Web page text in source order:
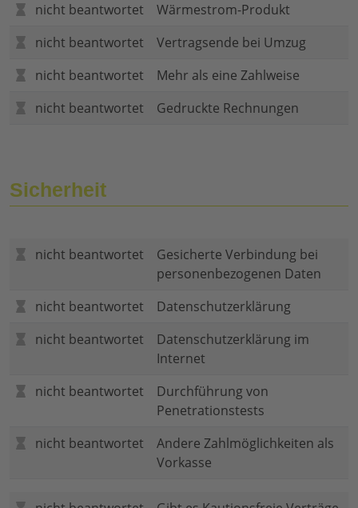
nicht beantwortet
Wärmestrom-Produkt
nicht beantwortet
Vertragsende bei Umzug
nicht beantwortet
Mehr als eine Zahlweise
nicht beantwortet
Gedruckte Rechnungen
Sicherheit
nicht beantwortet
Gesicherte Verbindung bei
personenbezogenen Daten
nicht beantwortet
Datenschutzerklärung
nicht beantwortet
Datenschutzerklärung im
Internet
nicht beantwortet
Durchführung von
Penetrationstests
nicht beantwortet
Andere Zahlmöglichkeiten als
Vorkasse